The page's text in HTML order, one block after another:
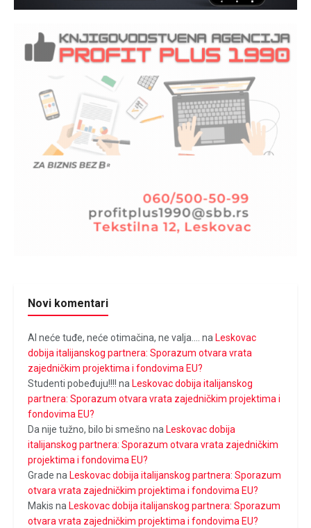
Novi komentari
Al neće tuđe, neće otimačina, ne valja.... na Leskovac
dobija italijanskog partnera: Sporazum otvara vrata
zajedničkim projektima i fondovima EU?
Studenti pobeđuju!!!! na Leskovac dobija italijanskog
partnera: Sporazum otvara vrata zajedničkim projektima i
fondovima EU?
Da nije tužno, bilo bi smešno na Leskovac dobija
italijanskog partnera: Sporazum otvara vrata zajedničkim
projektima i fondovima EU?
Grade na Leskovac dobija italijanskog partnera: Sporazum
otvara vrata zajedničkim projektima i fondovima EU?
Makis na Leskovac dobija italijanskog partnera: Sporazum
otvara vrata zajedničkim projektima i fondovima EU?